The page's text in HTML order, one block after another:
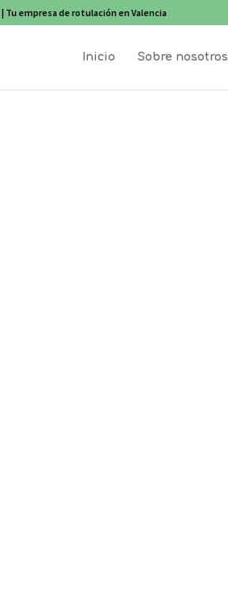
| Tu empresa de rotulación en Valencia
Inicio Sobre nosotros